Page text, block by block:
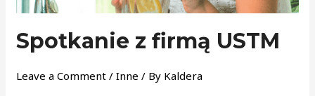
Spotkanie z firmą USTM
Leave a Comment /Inne / By Kaldera